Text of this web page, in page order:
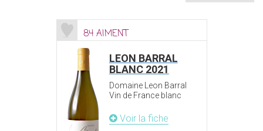
84 AIMENT
LEON BARRAL
BLANC 2021
Domaine Leon Barral
Vin de France blanc
Voir la fiche